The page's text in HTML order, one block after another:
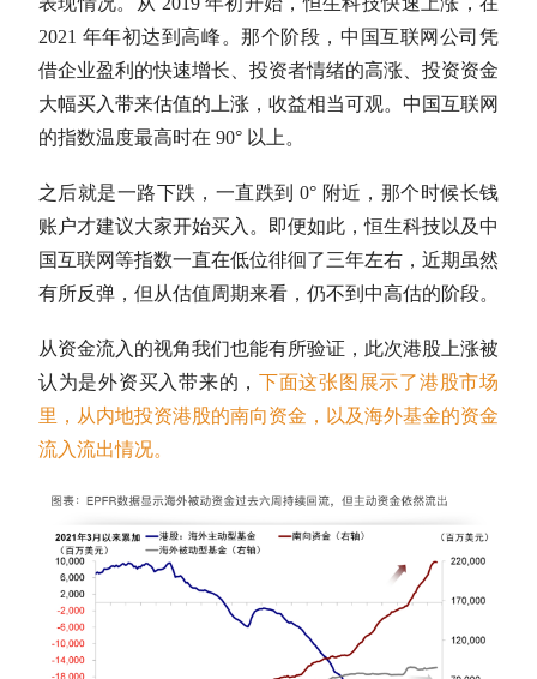
2021 年年初达到高峰。那个阶段， 中国互联网 公司凭
借企业盈利的快速增长、投资者情绪的高涨、投资资金
大幅买入带来估值的上涨，收益相当可观。 中国互联网
的指数温度最高时在 90° 以上。
之后就是一路下跌，一直跌到 0° 附近，那个时候长钱
账户才建议大家开始买入。即便如此，恒生科技以及中
国互联网等指数一直在低位徘徊了三年左右，近期虽然
有所反弹，但从估值周期来看，仍不到中高估的阶段。
从资金流入的视角我们也能有所验证，此次港股上涨被
认为是外资买入带来的， 下面这张图展示了港股市场
里，从内地投资港股的南向资金，以及海外基金的资金
流入流出情况。